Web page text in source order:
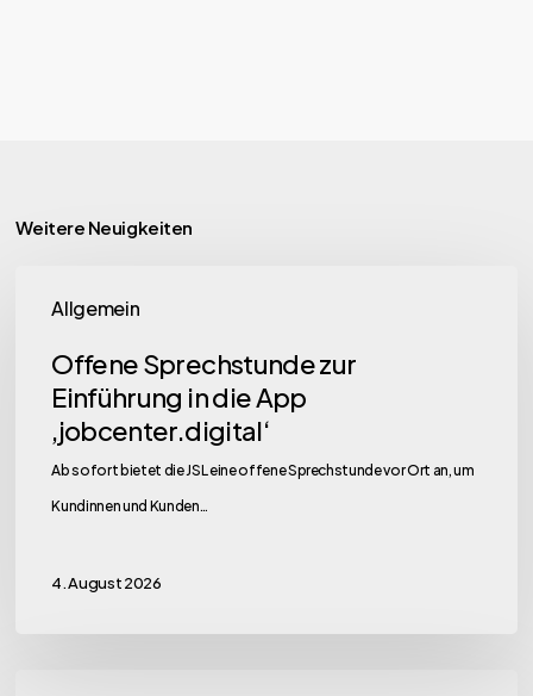
Weitere Neuigkeiten
Allgemein
Sprechstunde
Einführung
App
Offene Sprechstunde zur
Einführung in die App
‚jobcenter.digital‘
Ab sofort bietet die JSL eine offene Sprechstunde vor Ort an, um
Kundinnen und Kunden…
4. August 2026